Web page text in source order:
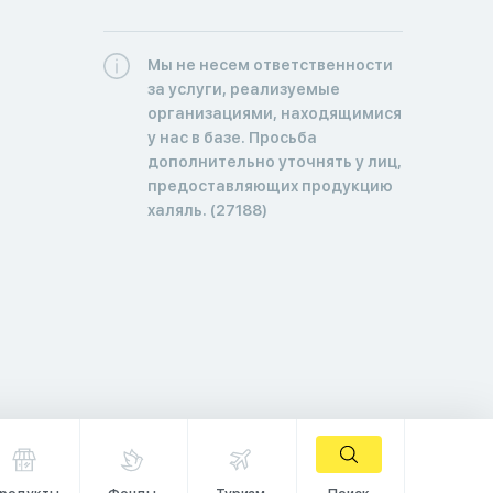
Мы не несем ответственности
за услуги, реализуемые
организациями, находящимися
у нас в базе. Просьба
дополнительно уточнять у лиц,
предоставляющих продукцию
халяль. (27188)